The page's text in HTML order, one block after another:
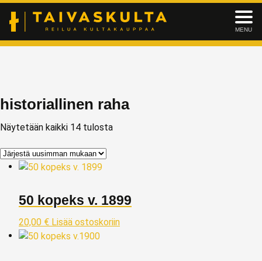
MENU
historiallinen raha
Näytetään kaikki 14 tulosta
50 kopeks v. 1899
20,00 € Lisää ostoskoriin